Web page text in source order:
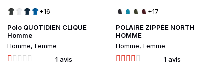
Polo QUOTIDIEN CLIQUE
Homme
Homme, Femme
1 avis
+16
POLAIRE ZIPPÉE NORTH
HOMME
Homme, Femme
1 avis
+17